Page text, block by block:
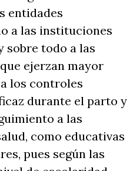
entidades
a las instituciones
sobre todo a las
ejerzan mayor
los controles
durante el parto y
a las
como educativas
pues según las